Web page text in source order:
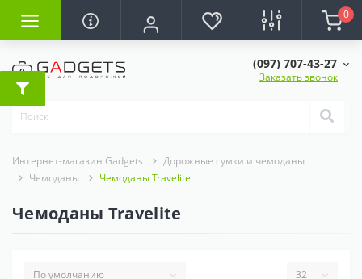
0
(097) 707-43-27
Заказать звонок
Интернет-магазин Gadgets
Дорожные сумки и чемоданы
Чемоданы
Чемоданы Travelite
Чемоданы Travelite